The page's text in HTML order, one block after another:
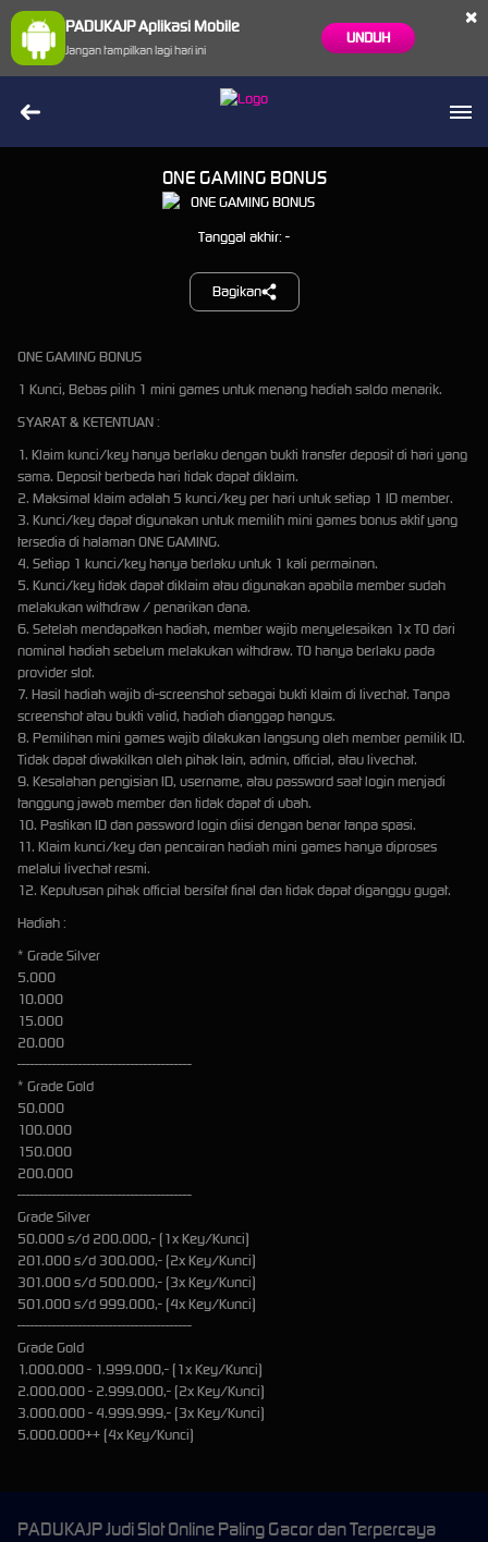
PADUKAJP Aplikasi Mobile
Jangan tampilkan lagi hari ini
UNDUH
×
ONE GAMING BONUS
Tanggal akhir: -
Bagikan
ONE GAMING BONUS
1 Kunci, Bebas pilih 1 mini games untuk menang hadiah saldo menarik.
SYARAT & KETENTUAN :
1. Klaim kunci/key hanya berlaku dengan bukti transfer deposit di hari yang
sama. Deposit berbeda hari tidak dapat diklaim.
2. Maksimal klaim adalah 5 kunci/key per hari untuk setiap 1 ID member.
3. Kunci/key dapat digunakan untuk memilih mini games bonus aktif yang
tersedia di halaman ONE GAMING.
4. Setiap 1 kunci/key hanya berlaku untuk 1 kali permainan.
5. Kunci/key tidak dapat diklaim atau digunakan apabila member sudah
melakukan withdraw / penarikan dana.
6. Setelah mendapatkan hadiah, member wajib menyelesaikan 1x TO dari
nominal hadiah sebelum melakukan withdraw. TO hanya berlaku pada
provider slot.
7. Hasil hadiah wajib di-screenshot sebagai bukti klaim di livechat. Tanpa
screenshot atau bukti valid, hadiah dianggap hangus.
8. Pemilihan mini games wajib dilakukan langsung oleh member pemilik ID.
Tidak dapat diwakilkan oleh pihak lain, admin, official, atau livechat.
9. Kesalahan pengisian ID, username, atau password saat login menjadi
tanggung jawab member dan tidak dapat di ubah.
10. Pastikan ID dan password login diisi dengan benar tanpa spasi.
11. Klaim kunci/key dan pencairan hadiah mini games hanya diproses
melalui livechat resmi.
12. Keputusan pihak official bersifat final dan tidak dapat diganggu gugat.
Hadiah :
* Grade Silver
5.000
10.000
15.000
20.000
----------------------------------------
* Grade Gold
50.000
100.000
150.000
200.000
----------------------------------------
Grade Silver
50.000 s/d 200.000,- (1x Key/Kunci)
201.000 s/d 300.000,- (2x Key/Kunci)
301.000 s/d 500.000,- (3x Key/Kunci)
501.000 s/d 999.000,- (4x Key/Kunci)
----------------------------------------
Grade Gold
1.000.000 - 1.999.000,- (1x Key/Kunci)
2.000.000 - 2.999.000,- (2x Key/Kunci)
3.000.000 - 4.999.999,- (3x Key/Kunci)
5.000.000++ (4x Key/Kunci)
PADUKAJP Judi Slot Online Paling Gacor dan Terpercaya